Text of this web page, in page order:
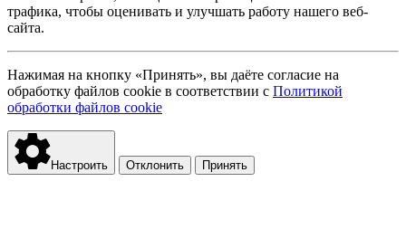
трафика, чтобы оценивать и улучшать работу нашего веб-
сайта.
Нажимая на кнопку «Принять», вы даёте согласие на
обработку файлов cookie в соответствии с Политикой
обработки файлов cookie
Настроить Отклонить Принять